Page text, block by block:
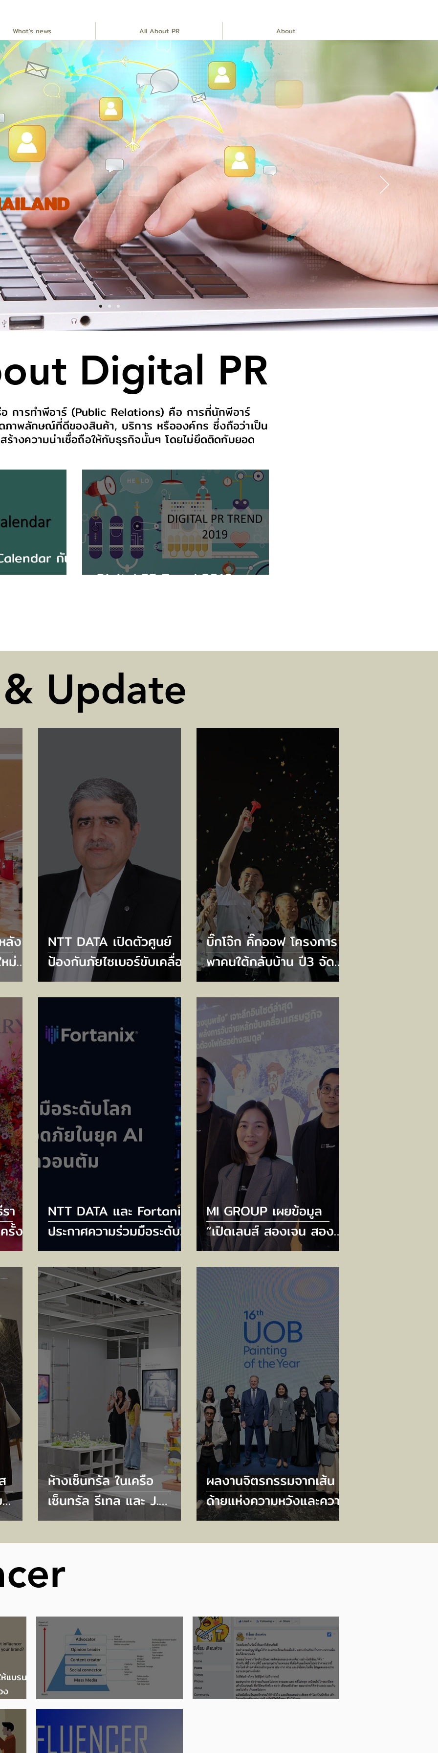
What's news All About PR About
Digital PR
การทำพีอาร์ (Public Relations) คือ การที่นักพีอาร์
ดภาพลักษณ์ที่ดีของสินค้า, บริการ หรือองค์กร ซึ่งถือว่าเป็น
ร้างความน่าเชื่อถือให้กับธุรกิจนั้นๆ โดยไม่ยึดติดกับยอด
กัน
Digital PR Trend 2019
Update
ลัง
ม่
ที่
NTT DATA เปิดตัวศูนย์
ป้องกันภัยไซเบอร์ขับเคลื่อน
ด้วย AI ใหม่ 6 แห่ง ยก
ระดับความปลอดภัยไซเบอร์
รับมือภัยคุกคามยุค AI
บิ๊กโจ๊ก คิ๊กออฟ โครงการ
พาคนใต้กลับบ้าน ปี3 จัด
เที่ยวบินและบัสวีไอพี
รองรับเกือบ 700 ชีวิต
เปิดลงทะเบียน 20
พฤศจิกายนนี้
า
รั้ง
NTT DATA และ Fortanix
ประกาศความร่วมมือระดับ
โลก เพื่อเสริมความ
ปลอดภัยในยุค AI และหลัง
ยุควควอนตัม
MI GROUP เผยข้อมูล
“เปิดเลนส์ สองเจน สองขุม
พลัง” เจาะลึก Gen Z และ
Gen Horizon – พลังการ
จับจ่ายหลักขับเคลื่อน
เศรษฐกิจ ที่นักการตลาด
ต้องโฟกัสอย่างสมดุล
าร
ห่ง
ห้างเซ็นทรัล ในเครือ
เซ็นทรัล รีเทล และ J.
FRONT RETAILING จัด
งานประกาศผลรอบชิงชนะ
AWARD 2025’
ผลงานจิตรกรรมจากเส้น
ด้ายแห่งความหวังและความ
กลมเกลียว ดุอาอ์ (วิงวอน
ขอพร) คว้ารางวัล UOB
บรนด์
ง
การเลือก KOL